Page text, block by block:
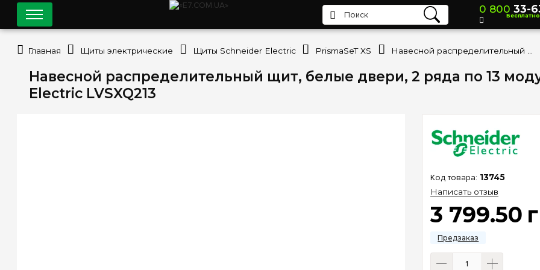
Навесной распределительный щит, белые двери, 2 ряда по 13
Electric LVSXQ213
13745
Написать отзыв
3 799.50
0 800 33-
Бесплатно
Главная Щиты электрические Щиты Schneider Electric PrismaSeT XS